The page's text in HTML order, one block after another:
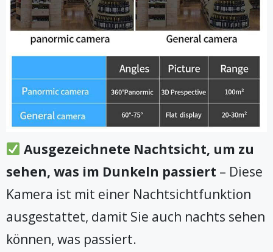
Ausgezeichnete Nachtsicht, um zu
sehen, was im Dunkeln passiert – Diese
Kamera ist mit einer Nachtsichtfunktion
ausgestattet, damit Sie auch nachts sehen
können, was passiert.